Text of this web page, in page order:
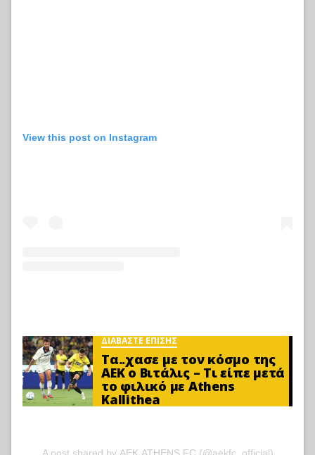
View this post on Instagram
ΔΙΑΒΑΣΤΕ ΕΠΙΣΗΣ
Τα..χασε με τον κόσμο της
ΑΕΚ ο Βιτάλις – Τι είπε μετά
το φιλικό με Athens
Kallithea